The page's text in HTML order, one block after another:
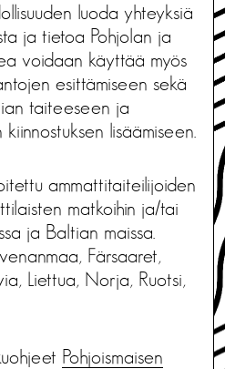
luoda yhteyksiä
ja tietoa Pohjolan ja
voidaan käyttää myös
esittämiseen sekä
taiteeseen ja
lisäämiseen.
ammattitaiteilijoiden
matkoihin ja/tai
ja Baltian maissa.
Färsaaret,
Liettua, Norja, Ruotsi,
Pohjoismaisen